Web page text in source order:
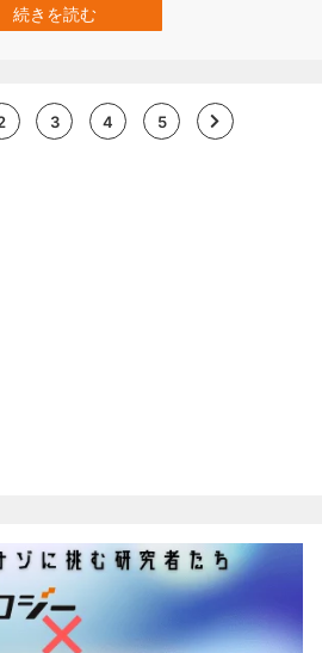
もとよく似ていました。 研究の詳細は
Science』に掲載されています。 幼児
続きを読む
3 4 5